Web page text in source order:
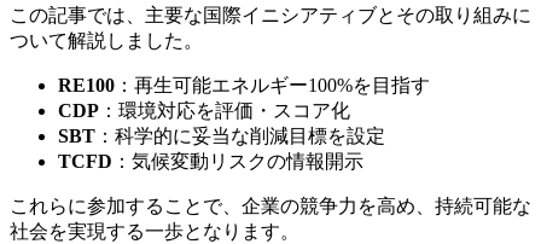
この記事では、主要な国際イニシアティブとその取り組みに
ついて解説しました。
RE100 ：再生可能エネルギー100%を目指す
CDP ：環境対応を評価・スコア化
SBT ：科学的に妥当な削減目標を設定
TCFD ：気候変動リスクの情報開示
これらに参加することで、企業の競争力を高め、持続可能な
社会を実現する一歩となります。